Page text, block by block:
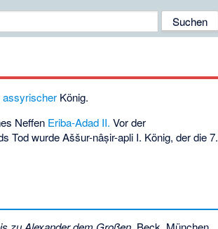
assyrischer König.
Neffen Eriba-Adad II. Vor der
Tod wurde Aššur-nâṣir-apli I. König, der die 7.